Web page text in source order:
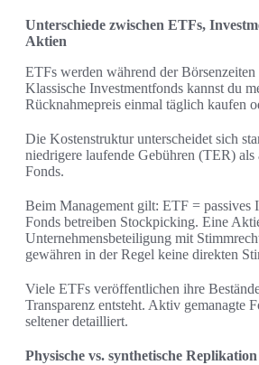
Unterschiede zwischen ETFs,
Aktien
ETFs werden während der Börsenzeiten
Klassische Investmentfonds kannst du
Rücknahmepreis einmal täglich kaufen
Die Kostenstruktur unterscheidet sich
niedrigere laufende Gebühren (TER) als
Fonds.
Beim Management gilt: ETF = passives
Fonds betreiben Stockpicking. Eine
Unternehmensbeteiligung mit
gewähren in der Regel keine direkten
Viele ETFs veröffentlichen ihre
Transparenz entsteht. Aktiv gemanagte
seltener detailliert.
Physische vs. synthetische Replikation